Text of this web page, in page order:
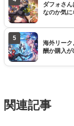
ダフォさ
なのか気に
5
海外リー
酬か購入
関連記事